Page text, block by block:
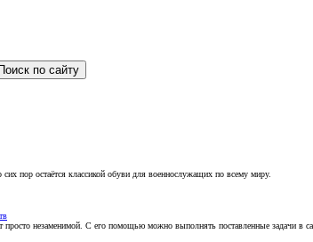
пор остаётся классикой обуви для военнослужащих по всему миру.
просто незаменимой. С его помощью можно выполнять поставленные задачи в